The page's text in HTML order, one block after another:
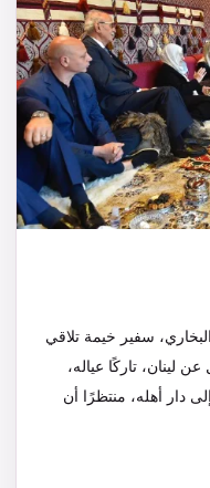
سفير خيمة تلاقي
لينان، تاركًا عياله،
دار أهله، منتظرًا أن